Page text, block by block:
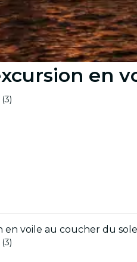
en
(3)
en voile au coucher du
(3)